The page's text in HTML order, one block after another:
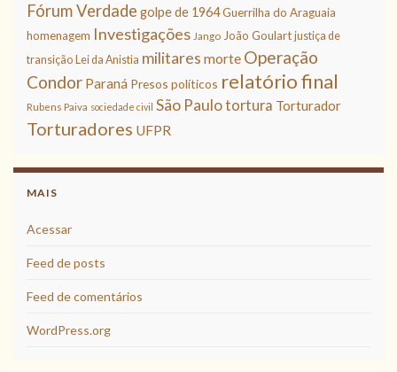
Fórum Verdade golpe de 1964Guerrilha do Araguaia
homenagem Investigações Jango João Goulart justiça de
transição Lei da Anistia militares morte Operação
Condor Paraná Presos políticos relatório final
Rubens Paiva sociedade civil São Paulotortura Torturador
Torturadores UFPR
MAIS
Acessar
Feed de posts
Feed de comentários
WordPress.org